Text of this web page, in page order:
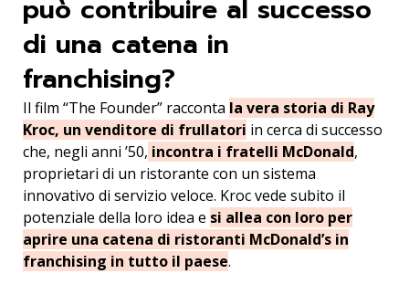
può contribuire al successo
di una catena in
franchising?
Il film “The Founder” racconta la vera storia di Ray
Kroc, un venditore di frullatori in cerca di successo
che, negli anni ’50, incontra i fratelli McDonald,
proprietari di un ristorante con un sistema
innovativo di servizio veloce. Kroc vede subito il
potenziale della loro idea e si allea con loro per
aprire una catena di ristoranti McDonald’s in
franchising in tutto il paese.